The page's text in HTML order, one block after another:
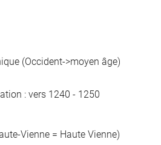
(Occident->moyen âge)
: vers 1240 - 1250
Vienne = Haute Vienne)